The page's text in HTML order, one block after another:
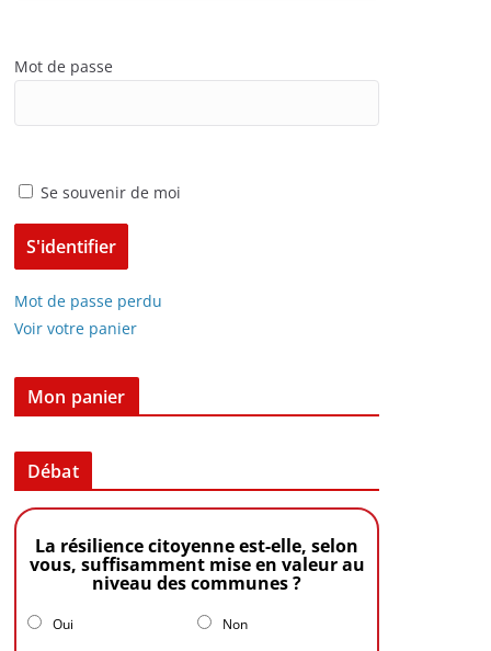
Mot de passe
Se souvenir de moi
Mot de passe perdu
Voir votre panier
Mon panier
Débat
La résilience citoyenne est-elle, selon
vous, suffisamment mise en valeur au
niveau des communes ?
Oui Non